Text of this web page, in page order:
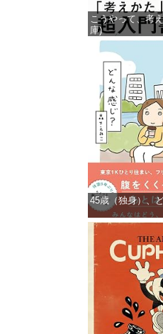
こうやって、考
庫)
45歳（独身）、